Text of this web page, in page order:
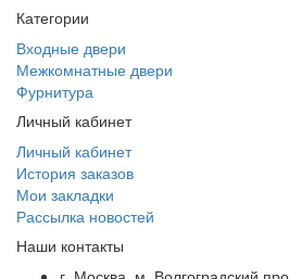
Категории
Входные двери
Межкомнатные двери
Фурнитура
Личный кабинет
Личный кабинет
История заказов
Мои закладки
Рассылка новостей
Наши контакты